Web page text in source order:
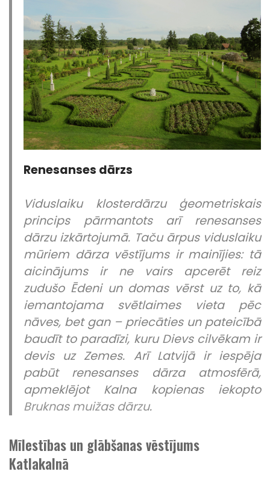
Renesanses dārzs
Viduslaiku klosterdārzu ģeometriskais
princips pārmantots arī renesanses
dārzu izkārtojumā. Taču ārpus viduslaiku
mūriem dārza vēstījums ir mainījies: tā
aicinājums ir ne vairs apcerēt reiz
zudušo Ēdeni un domas vērst uz to, kā
iemantojama svētlaimes vieta pēc
nāves, bet gan – priecāties un pateicībā
baudīt to paradīzi, kuru Dievs cilvēkam ir
devis uz Zemes. Arī Latvijā ir iespēja
pabūt renesanses dārza atmosfērā,
apmeklējot Kalna kopienas iekopto
Bruknas muižas dārzu.
Mīlestības un glābšanas vēstījums
Katlakalnā